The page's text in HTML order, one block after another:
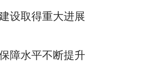
取得重大进展
水平不断提升